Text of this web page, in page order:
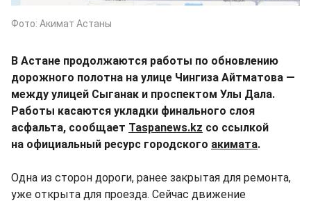
Фото: Акимат Астаны
В Астане продолжаются работы по обновлению
дорожного полотна на улице Чингиза Айтматова —
между улицей Сыганак и проспектом Улы Дала.
Работы касаются укладки финального слоя
асфальта, сообщает Taspanews.kz со ссылкой
на официальный ресурс городского акимата.
Одна из сторон дороги, ранее закрытая для ремонта,
уже открыта для проезда. Сейчас движение